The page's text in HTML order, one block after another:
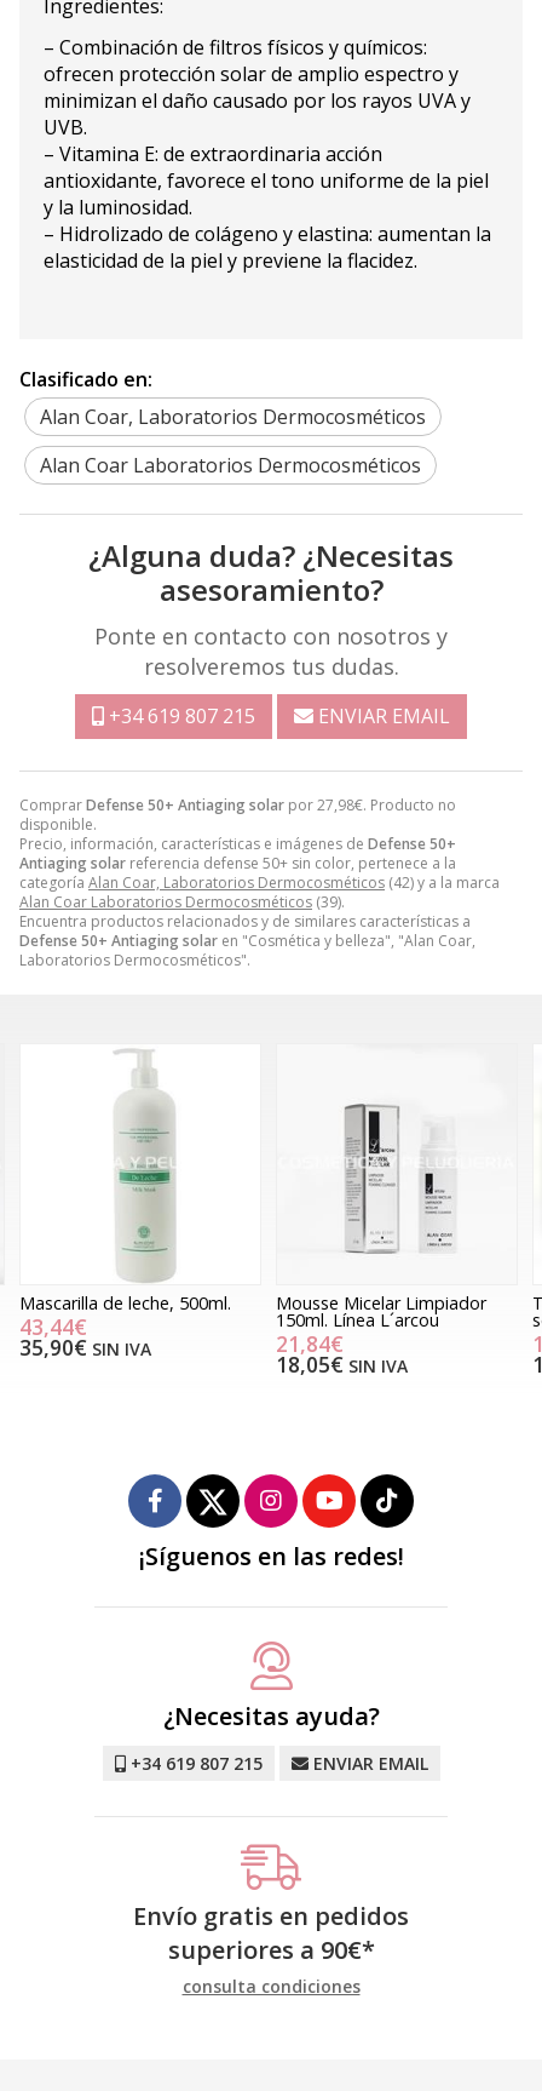
ComprarDefense 50+ Antiaging solar por27,98€. Producto no
disponible.
Precio, información, características e imágenes de Defense 50+
Antiaging solar referencia defense 50+ sin color, pertenece a la
categoría Alan Coar, Laboratorios Dermocosméticos (42) y a la marca
Alan Coar Laboratorios Dermocosméticos (39).
Encuentra productos relacionados y de similares características a
Defense 50+ Antiaging solar en "Cosmética y belleza", "Alan Coar,
Laboratorios Dermocosméticos".
Ingredientes:
– Combinación de filtros físicos y químicos:
ofrecen protección solar de amplio espectro y
minimizan el daño causado por los rayos UVA y
UVB.
– Vitamina E: de extraordinaria acción
antioxidante, favorece el tono uniforme de la piel
y la luminosidad.
– Hidrolizado de colágeno y elastina: aumentan la
elasticidad de la piel y previene la flacidez.
Clasificado en:
Alan Coar, Laboratorios Dermocosméticos
Alan Coar Laboratorios Dermocosméticos
¿Alguna duda? ¿Necesitas
asesoramiento?
Ponte en contacto con nosotros y
resolveremos tus dudas.
+34 619 807 215 ENVIAR EMAIL
Mascarilla de leche, 500ml.
43,44€
35,90€ SIN IVA
Mousse Micelar Limpiador
150ml. Línea L´arcou
21,84€
18,05€ SIN IVA
¡Síguenos en las redes!
¿Necesitas ayuda?
+34 619 807 215 ENVIAR EMAIL
Envío gratis en pedidos
superiores a 90€*
consulta condiciones